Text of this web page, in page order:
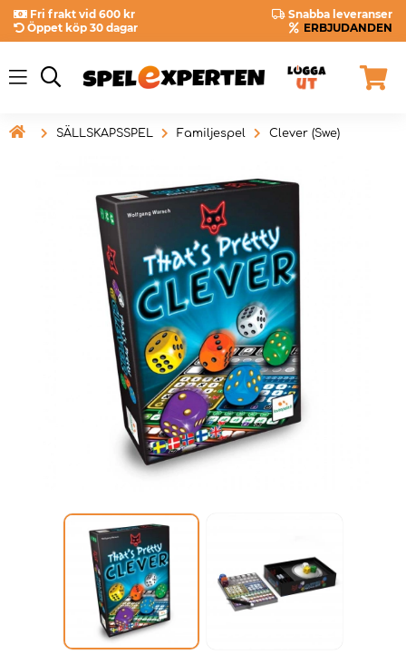
Fri frakt vid 600 kr
Snabba leveranser
Öppet köp 30 dagar
ERBJUDANDEN
 SÄLLSKAPSSPEL Familjespel Clever (Swe)